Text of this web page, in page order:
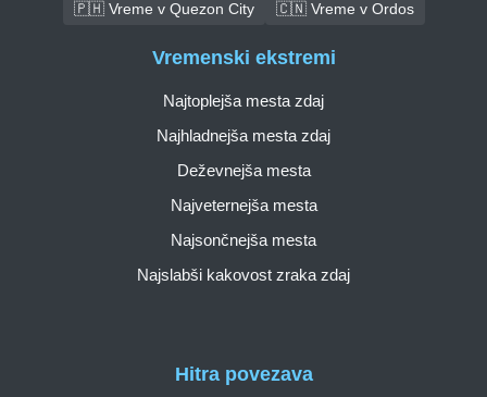
🇵🇭 Vreme v Quezon City
🇨🇳 Vreme v Ordos
Hitra povezava
Vremenski ekstremi
Najtoplejša mesta zdaj
Najhladnejša mesta zdaj
Deževnejša mesta
Najveternejša mesta
Najsončnejša mesta
Najslabši kakovost zraka zdaj